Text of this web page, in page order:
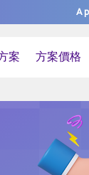
A
案 方案價格